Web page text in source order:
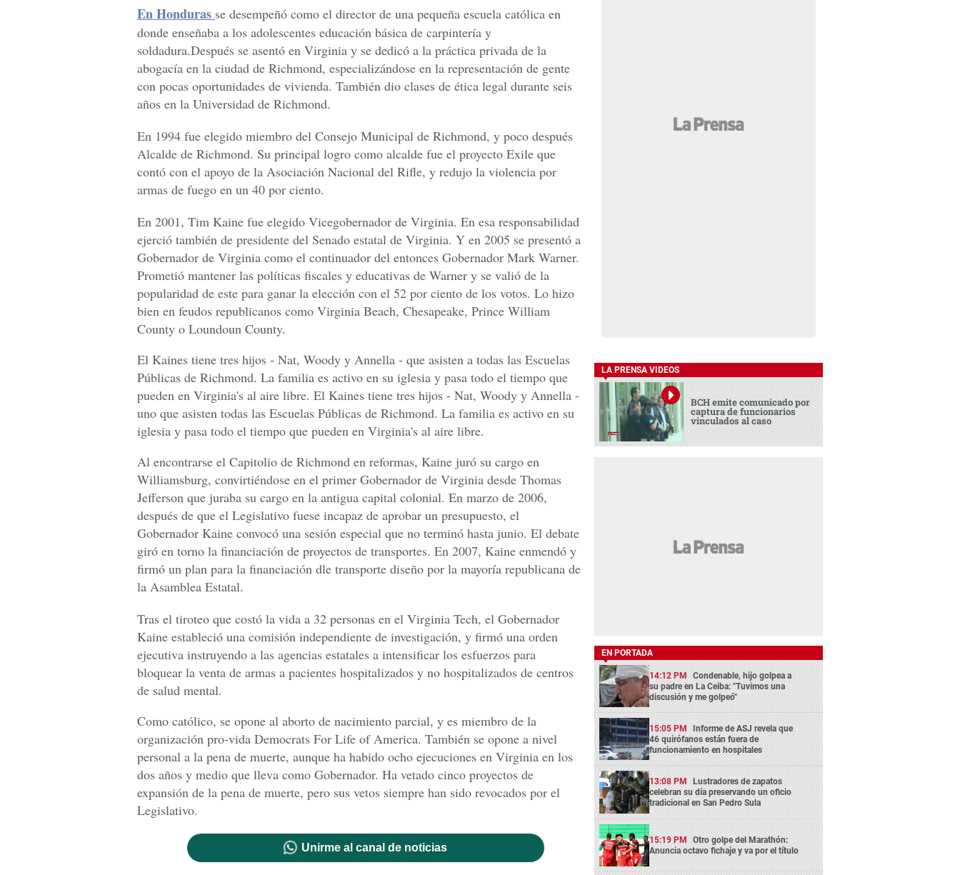
En Honduras se desempeñó como el director de una pequeña escuela católica en
donde enseñaba a los adolescentes educación básica de carpintería y
soldadura.Después se asentó en Virginia y se dedicó a la práctica privada de la
abogacía en la ciudad de Richmond, especializándose en la representación de gente
con pocas oportunidades de vivienda. También dio clases de ética legal durante seis
años en la Universidad de Richmond.
En 1994 fue elegido miembro del Consejo Municipal de Richmond, y poco después
Alcalde de Richmond. Su principal logro como alcalde fue el proyecto Exile que
contó con el apoyo de la Asociación Nacional del Rifle, y redujo la violencia por
armas de fuego en un 40 por ciento.
En 2001, Tim Kaine fue elegido Vicegobernador de Virginia. En esa responsabilidad
ejerció también de presidente del Senado estatal de Virginia. Y en 2005 se presentó a
Gobernador de Virginia como el continuador del entonces Gobernador Mark Warner.
Prometió mantener las políticas fiscales y educativas de Warner y se valió de la
popularidad de este para ganar la elección con el 52 por ciento de los votos. Lo hizo
bien en feudos republicanos como Virginia Beach, Chesapeake, Prince William
County o Loundoun County.
El Kaines tiene tres hijos - Nat, Woody y Annella - que asisten a todas las Escuelas
Públicas de Richmond. La familia es activo en su iglesia y pasa todo el tiempo que
pueden en Virginia's al aire libre. El Kaines tiene tres hijos - Nat, Woody y Annella -
uno que asisten todas las Escuelas Públicas de Richmond. La familia es activo en su
iglesia y pasa todo el tiempo que pueden en Virginia's al aire libre.
Al encontrarse el Capitolio de Richmond en reformas, Kaine juró su cargo en
Williamsburg, convirtiéndose en el primer Gobernador de Virginia desde Thomas
Jefferson que juraba su cargo en la antigua capital colonial. En marzo de 2006,
después de que el Legislativo fuese incapaz de aprobar un presupuesto, el
Gobernador Kaine convocó una sesión especial que no terminó hasta junio. El debate
giró en torno la financiación de proyectos de transportes. En 2007, Kaine enmendó y
firmó un plan para la financiación dle transporte diseño por la mayoría republicana de
la Asamblea Estatal.
Tras el tiroteo que costó la vida a 32 personas en el Virginia Tech, el Gobernador
Kaine estableció una comisión independiente de investigación, y firmó una orden
ejecutiva instruyendo a las agencias estatales a intensificar los esfuerzos para
bloquear la venta de armas a pacientes hospitalizados y no hospitalizados de centros
de salud mental.
Como católico, se opone al aborto de nacimiento parcial, y es miembro de la
organización pro-vida Democrats For Life of America. También se opone a nivel
personal a la pena de muerte, aunque ha habido ocho ejecuciones en Virginia en los
dos años y medio que lleva como Gobernador. Ha vetado cinco proyectos de
expansión de la pena de muerte, pero sus vetos siempre han sido revocados por el
Legislativo.
Unirme al canal de noticias
LA PRENSA VIDEOS
BCH emite comunicado por
captura de funcionarios
vinculados al caso
EN PORTADA
14:12 PM Condenable, hijo golpea a
su padre en La Ceiba: "Tuvimos una
discusión y me golpeó"
15:05 PM Informe de ASJ revela que
46 quirófanos están fuera de
funcionamiento en hospitales
13:08 PM Lustradores de zapatos
celebran su día preservando un oficio
tradicional en San Pedro Sula
15:19 PM Otro golpe del Marathón:
Anuncia octavo fichaje y va por el título